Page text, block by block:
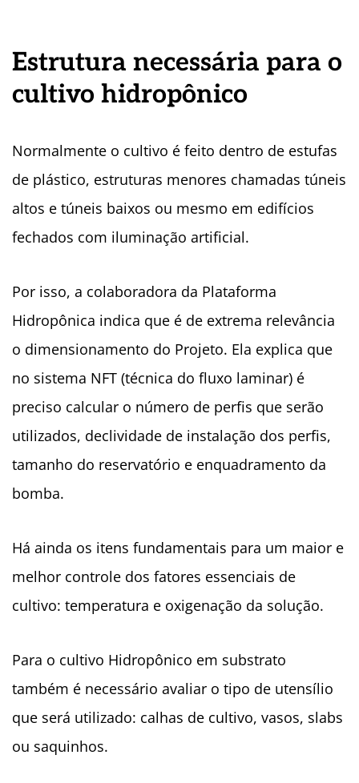
Estrutura necessária para o
cultivo hidropônico
Normalmente o cultivo é feito dentro de estufas
de plástico, estruturas menores chamadas túneis
altos e túneis baixos ou mesmo em edifícios
fechados com iluminação artificial.
Por isso, a colaboradora da Plataforma
Hidropônica indica que é de extrema relevância
o dimensionamento do Projeto. Ela explica que
no sistema NFT (técnica do fluxo laminar) é
preciso calcular o número de perfis que serão
utilizados, declividade de instalação dos perfis,
tamanho do reservatório e enquadramento da
bomba.
Há ainda os itens fundamentais para um maior e
melhor controle dos fatores essenciais de
cultivo: temperatura e oxigenação da solução.
Para o cultivo Hidropônico em substrato
também é necessário avaliar o tipo de utensílio
que será utilizado: calhas de cultivo, vasos, slabs
ou saquinhos.